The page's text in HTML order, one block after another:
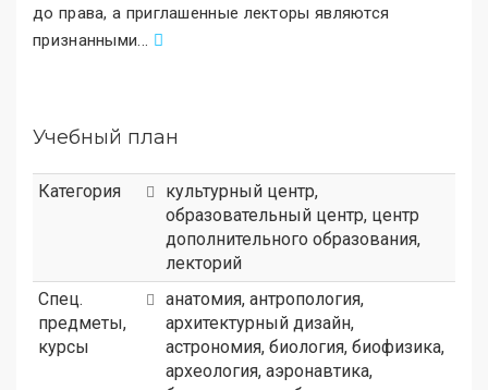
до права, а приглашенные лекторы являются
признанными...
Учебный план
Категория культурный центр,
образовательный центр, центр
дополнительного образования,
лекторий
Спец.
предметы,
курсы
анатомия, антропология,
архитектурный дизайн,
астрономия, биология, биофизика,
археология, аэронавтика,